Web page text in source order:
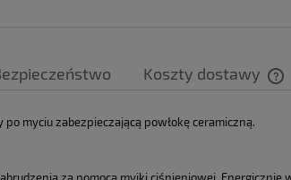
Koszty dostawy
myciu zabezpieczającą powłokę ceramiczną.